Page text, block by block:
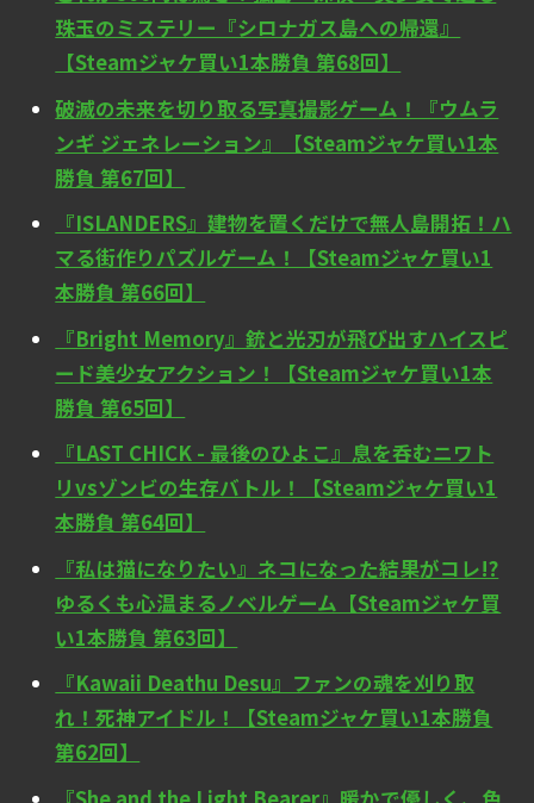
珠玉のミステリー『シロナガス島への帰還』
【Steamジャケ買い1本勝負 第68回】
破滅の未来を切り取る写真撮影ゲーム！『ウムラ
ンギ ジェネレーション』【Steamジャケ買い1本
勝負 第67回】
『ISLANDERS』建物を置くだけで無人島開拓！ハ
マる街作りパズルゲーム！【Steamジャケ買い1
本勝負 第66回】
『Bright Memory』銃と光刃が飛び出すハイスピ
ード美少女アクション！【Steamジャケ買い1本
勝負 第65回】
『LAST CHICK - 最後のひよこ』息を呑むニワト
リvsゾンビの生存バトル！【Steamジャケ買い1
本勝負 第64回】
『私は猫になりたい』ネコになった結果がコレ!?
ゆるくも心温まるノベルゲーム【Steamジャケ買
い1本勝負 第63回】
『Kawaii Deathu Desu』ファンの魂を刈り取
れ！死神アイドル！【Steamジャケ買い1本勝負
第62回】